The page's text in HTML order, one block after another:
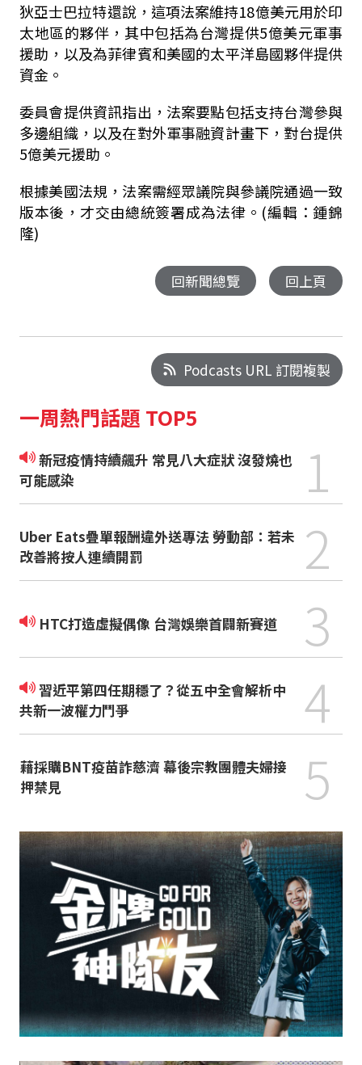
狄亞士巴拉特還說，這項法案維持18億美元用於印
太地區的夥伴，其中包括為台灣提供5億美元軍事
援助，以及為菲律賓和美國的太平洋島國夥伴提供
資金。
委員會提供資訊指出，法案要點包括支持台灣參與
多邊組織，以及在對外軍事融資計畫下，對台提供
5億美元援助。
根據美國法規，法案需經眾議院與參議院通過一致
版本後，才交由總統簽署成為法律。(編輯：鍾錦
隆)
回新聞總覽 回上頁
Podcasts URL 訂閱複製
一周熱門話題 TOP5
新冠疫情持續飆升 常見八大症狀 沒發燒也
可能感染
1
Uber Eats疊單報酬違外送專法 勞動部：若未
改善將按人連續開罰
2
HTC打造虛擬偶像 台灣娛樂首闢新賽道 3
習近平第四任期穩了？從五中全會解析中
共新一波權力鬥爭
4
藉採購BNT疫苗詐慈濟 幕後宗教團體夫婦接
押禁見
5